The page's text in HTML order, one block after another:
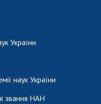
України
наук України
звання НАН